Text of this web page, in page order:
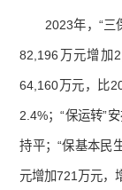
2023年，“三
82,196万元增加
64,160万元，比
2.4%；“保运转”
持平；“保基本民
元增加721万元，